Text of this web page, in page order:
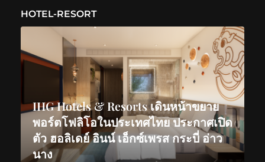
HOTEL-RESORT
IHG Hotels & Resorts เดินหน้าขยาย
พอร์ตโฟลิโอในประเทศไทย ประกาศเปิด
ตัว ฮอลิเดย์ อินน์ เอ็กซ์เพรส กระบี่ อ่าว
นาง